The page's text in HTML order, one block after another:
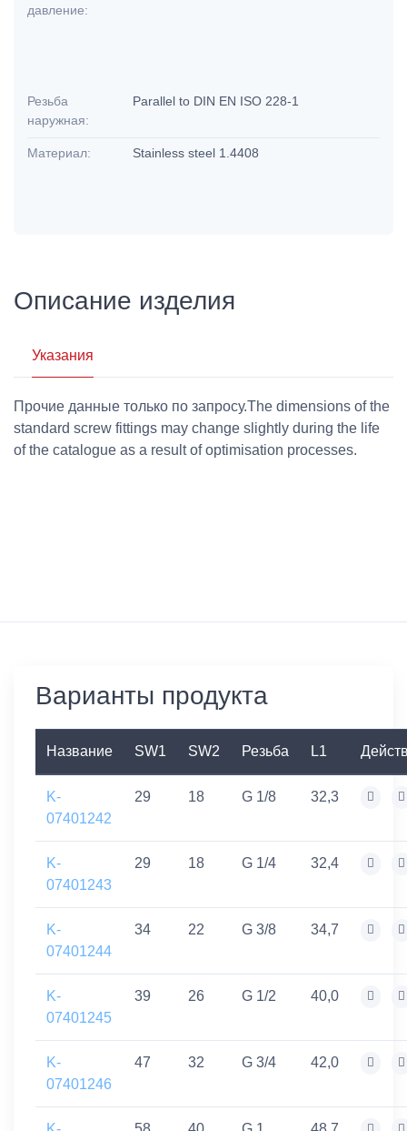
давление:
Резьба
наружная:
Parallel to DIN EN ISO 228-1
Материал: Stainless steel 1.4408
Описание изделия
Указания
Прочие данные только по запросу.The dimensions of the
standard screw fittings may change slightly during the life
of the catalogue as a result of optimisation processes.
Варианты продукта
Название SW1 SW2 Резьба L1
K-
07401242
29 18 G 1/8 32,3
K-
07401243
29 18 G 1/4 32,4
K-
07401244
34 22 G 3/8 34,7
K-
07401245
39 26 G 1/2 40,0
K-
07401246
47 32 G 3/4 42,0